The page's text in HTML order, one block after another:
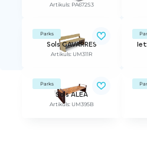
Artikuls: PA672S3
Parks
Sols GAVARRES
Artikuls: UM311R
Parks
Sols ALEA
Artikuls: UM395B